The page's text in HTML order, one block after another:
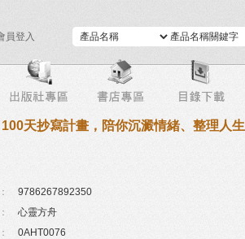
員登入
天抄寫計畫，陪你沉澱情緒、整理人生
9786267892350
心靈方舟
0AHT0076